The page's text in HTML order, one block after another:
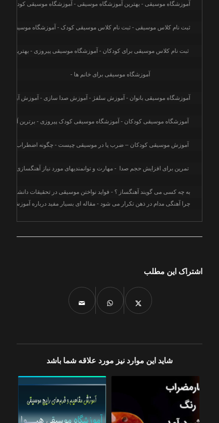
آموزشگاه موسیقی - بهترین آموزشگاه موسیقی - آموزشگاه موسیقی کودک
ثبت نام کلاس موسیقی - ثبت نام کلاس موسیقی کودک - آموزشگاه موسیقی
ثبت نام کلاس موسیقی برای کودکان - آموزشگاه موسیقی پیروزی - بهترین
آموزشگاه موسیقی برای خانم ها -
آموزشگاه موسیقی بانوان - آموزش سلفژ - آموزش صدا سازی - آموزش آواز
آموزشگاه موسیقی کودکان - آموزشگاه موسیقی کودک پیروزی - برترین
آموزش موسیقی کودکان – ضرب پا در موسیقی چیست - چگونه اضطراب و
تمرین برای افزایش حجم صدا - مهارت و توانمندیهای مورد نیاز آهنگسازی
به چه کسی می گویند آهنگساز ؟ - فواید نواختن موسیقی در تحقیقات دانشگاهی
چرا آهنگی مدام در ذهن تکرار می شود - مقاله ای بسیار مفید درباره آموزش
اشتراک این مطلب
شاید این موارد نیز مورد علاقه شما باشد